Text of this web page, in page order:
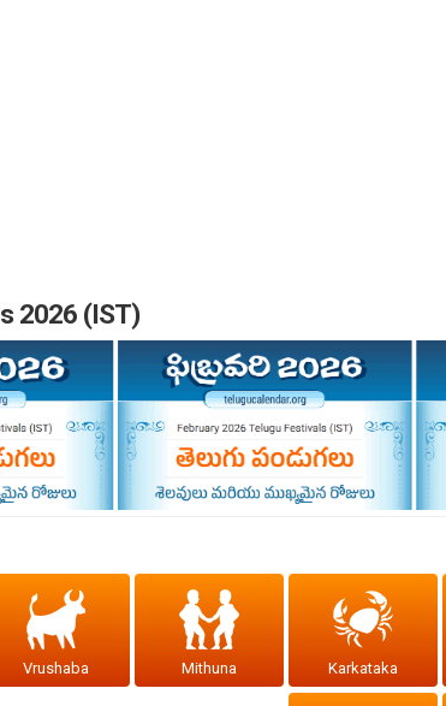
2026 (IST)
Vrushaba Mithuna Karkataka